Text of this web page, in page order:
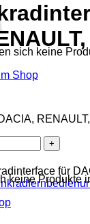
sich keine
Shop
keine Produkte
für